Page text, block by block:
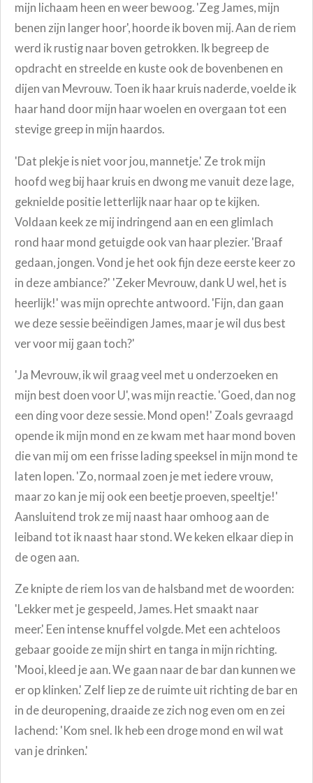
mijn lichaam heen en weer bewoog. 'Zeg James, mijn
benen zijn langer hoor', hoorde ik boven mij. Aan de riem
werd ik rustig naar boven getrokken. Ik begreep de
opdracht en streelde en kuste ook de bovenbenen en
dijen van Mevrouw. Toen ik haar kruis naderde, voelde ik
haar hand door mijn haar woelen en overgaan tot een
stevige greep in mijn haardos.
'Dat plekje is niet voor jou, mannetje.' Ze trok mijn
hoofd weg bij haar kruis en dwong me vanuit deze lage,
geknielde positie letterlijk naar haar op te kijken.
Voldaan keek ze mij indringend aan en een glimlach
rond haar mond getuigde ook van haar plezier. 'Braaf
gedaan, jongen. Vond je het ook fijn deze eerste keer zo
in deze ambiance?' 'Zeker Mevrouw, dank U wel, het is
heerlijk!' was mijn oprechte antwoord. 'Fijn, dan gaan
we deze sessie beëindigen James, maar je wil dus best
ver voor mij gaan toch?'
'Ja Mevrouw, ik wil graag veel met u onderzoeken en
mijn best doen voor U', was mijn reactie. 'Goed, dan nog
een ding voor deze sessie. Mond open!' Zoals gevraagd
opende ik mijn mond en ze kwam met haar mond boven
die van mij om een frisse lading speeksel in mijn mond te
laten lopen. 'Zo, normaal zoen je met iedere vrouw,
maar zo kan je mij ook een beetje proeven, speeltje!'
Aansluitend trok ze mij naast haar omhoog aan de
leiband tot ik naast haar stond. We keken elkaar diep in
de ogen aan.
Ze knipte de riem los van de halsband met de woorden:
'Lekker met je gespeeld, James. Het smaakt naar
meer.' Een intense knuffel volgde. Met een achteloos
gebaar gooide ze mijn shirt en tanga in mijn richting.
'Mooi, kleed je aan. We gaan naar de bar dan kunnen we
er op klinken.' Zelf liep ze de ruimte uit richting de bar en
in de deuropening, draaide ze zich nog even om en zei
lachend: 'Kom snel. Ik heb een droge mond en wil wat
van je drinken.'